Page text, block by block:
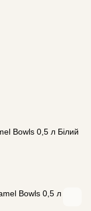
Bowls 0,5 л Білий